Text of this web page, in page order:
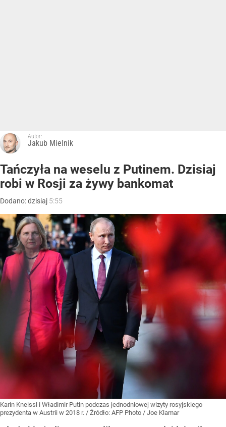
Autor:
Jakub Mielnik
Tańczyła na weselu z Putinem. Dzisiaj
robi w Rosji za żywy bankomat
Dodano:dzisiaj 5:55
Karin Kneissl i Władimir Putin podczas jednodniowej wizyty rosyjskiego
prezydenta w Austrii w 2018 r. / Źródło: AFP Photo / Joe Klamar